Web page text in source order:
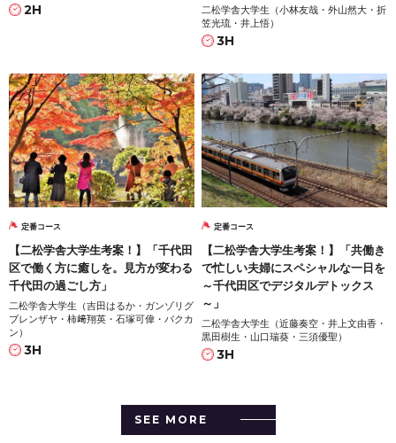
2H
二松学舎大学生（小林友哉・外山然大・折
笠光琉・井上悟）
3H
定番コース
【二松学舎大学生考案！】「千代田
区で働く方に癒しを。見方が変わる
千代田の過ごし方」
二松学舎大学生（吉田はるか・ガンゾリグ
ブレンザヤ・柿﨑翔英・石塚可偉・バクカ
ン）
3H
定番コース
【二松学舎大学生考案！】「共働き
で忙しい夫婦にスペシャルな一日を
～千代田区でデジタルデトックス
～」
二松学舎大学生（近藤奏空・井上文由香・
黒田樹生・山口瑞葵・三須優聖）
3H
SEE MORE